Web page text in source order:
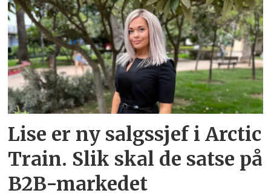
Lise er ny salgssjef i Arctic
Train. Slik skal de satse på
B2B-markedet